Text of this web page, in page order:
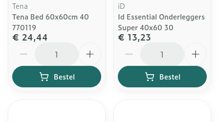
Tena
Tena Bed 60x60cm 40
770119
€ 24,44
Bestel
iD
Id Essential Onderleggers
Super 40x60 30
€ 13,23
Bestel